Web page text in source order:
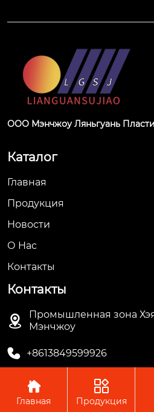
ООО Мэнчжоу Ляньгуань
Каталог
Главная
Продукция
Новости
О Hас
Контакты
Контакты

Промышленная зона
Мэнчжоу
 +8613849599926
Авторское право © ООО

Главная

Продукция